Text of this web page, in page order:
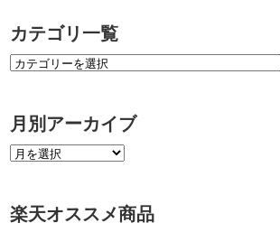
カテゴリ一覧
月別アーカイブ
楽天オススメ商品